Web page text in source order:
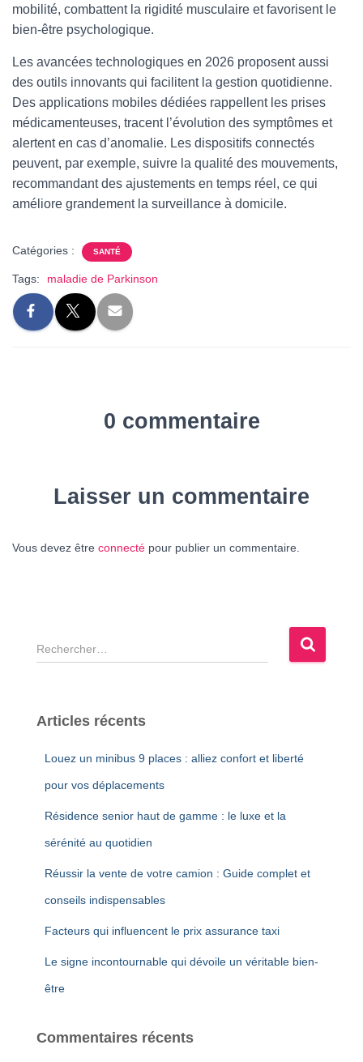
mobilité, combattent la rigidité musculaire et favorisent le
bien-être psychologique.
Les avancées technologiques en 2026 proposent aussi
des outils innovants qui facilitent la gestion quotidienne.
Des applications mobiles dédiées rappellent les prises
médicamenteuses, tracent l’évolution des symptômes et
alertent en cas d’anomalie. Les dispositifs connectés
peuvent, par exemple, suivre la qualité des mouvements,
recommandant des ajustements en temps réel, ce qui
améliore grandement la surveillance à domicile.
Catégories : SANTÉ
Tags: maladie de Parkinson
0 commentaire
Laisser un commentaire
Vous devez être connecté pour publier un commentaire.
R
e
e
Articles récents
Louez un minibus 9 places : alliez confort et liberté
pour vos déplacements
Résidence senior haut de gamme : le luxe et la
sérénité au quotidien
Réussir la vente de votre camion : Guide complet et
conseils indispensables
Facteurs qui influencent le prix assurance taxi
Le signe incontournable qui dévoile un véritable bien-
être
Commentaires récents